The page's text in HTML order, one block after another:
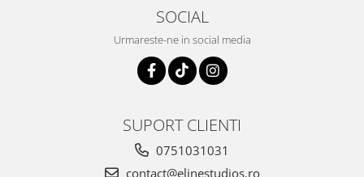
SOCIAL
Urmareste-ne in social media
SUPORT CLIENTI
0751031031
contact@elinestudios.ro